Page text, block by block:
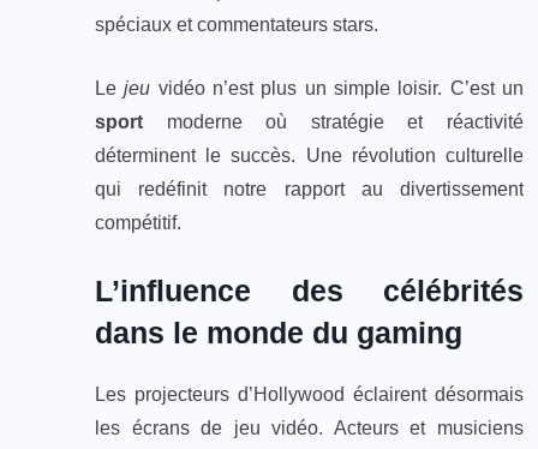
spéciaux et commentateurs stars.
Lejeu vidéo n’est plus un simple loisir. C’est un
sport moderne où stratégie et réactivité
déterminent le succès. Une révolution culturelle
qui redéfinit notre rapport au divertissement
compétitif.
L’influence des célébrités
dans le monde du gaming
Les projecteurs d’Hollywood éclairent désormais
les écrans de jeu vidéo. Acteurs et musiciens